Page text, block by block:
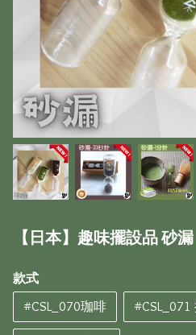
【日本】趣味擺設品 砂
款式
#CSL_070珈啡
#CSL_071